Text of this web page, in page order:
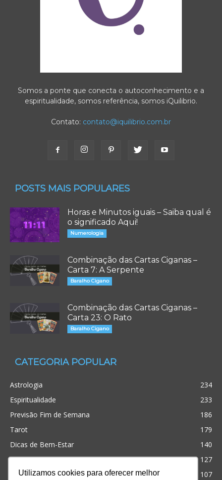
Utilizamos cookies para oferecer melhor
Somos a ponte que conecta o autoconhecimento e a
espiritualidade, somos referência, somos iQuilibrio.
Contato: contato@iquilibrio.com.br
POSTS MAIS POPULARES
Horas e Minutos iguais – Saiba qual é
o significado Aqui!
Numerologia
Combinação das Cartas Ciganas –
Carta 7: A Serpente
Baralho Cigano
Combinação das Cartas Ciganas –
Carta 23: O Rato
Baralho Cigano
CATEGORIA POPULAR
Astrologia
234
Espiritualidade
233
Previsão Fim de Semana
186
Tarot
179
Dicas de Bem-Estar
140
Cristianismo
127
Simpatias
107